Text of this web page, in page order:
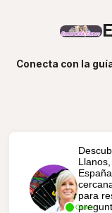
Conecta con la
Online
para